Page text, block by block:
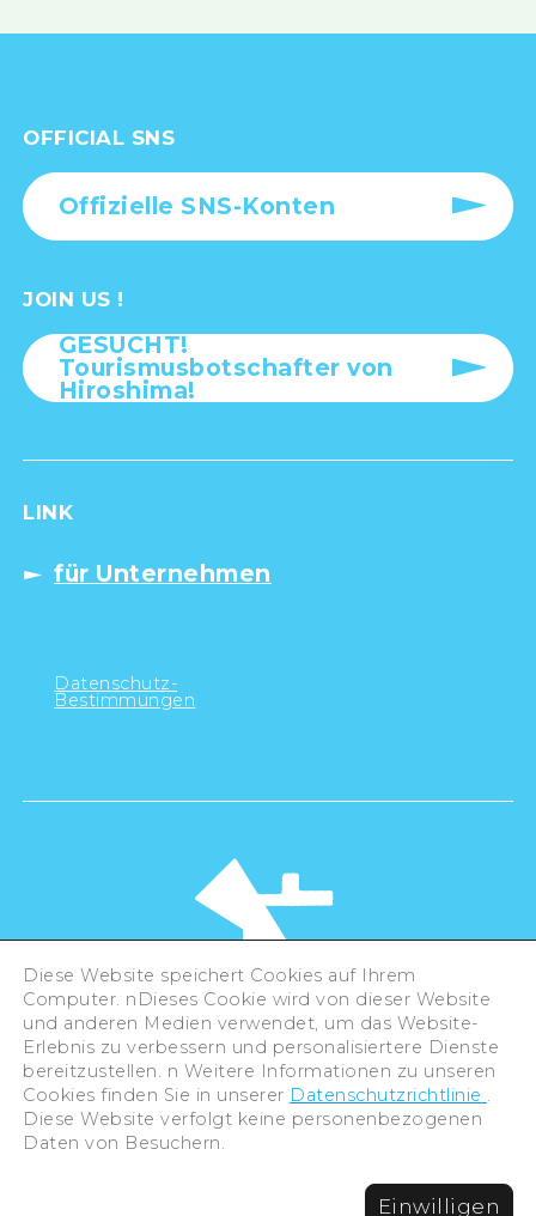
OFFICIAL SNS
Offizielle SNS-Konten
JOIN US !
GESUCHT!
Tourismusbotschafter von
Hiroshima!
LINK
für Unternehmen
Datenschutz-
Bestimmungen
©Hiroshima Tourism Association /
Hiroshima Prefecture / Hiroshima City .
All rights reserved
Diese Website speichert Cookies auf Ihrem
Computer. nDieses Cookie wird von dieser Website
und anderen Medien verwendet, um das Website-
Erlebnis zu verbessern und personalisiertere Dienste
bereitzustellen. n Weitere Informationen zu unseren
Cookies finden Sie in unserer Datenschutzrichtlinie .
Diese Website verfolgt keine personenbezogenen
Daten von Besuchern.
Einwilligen